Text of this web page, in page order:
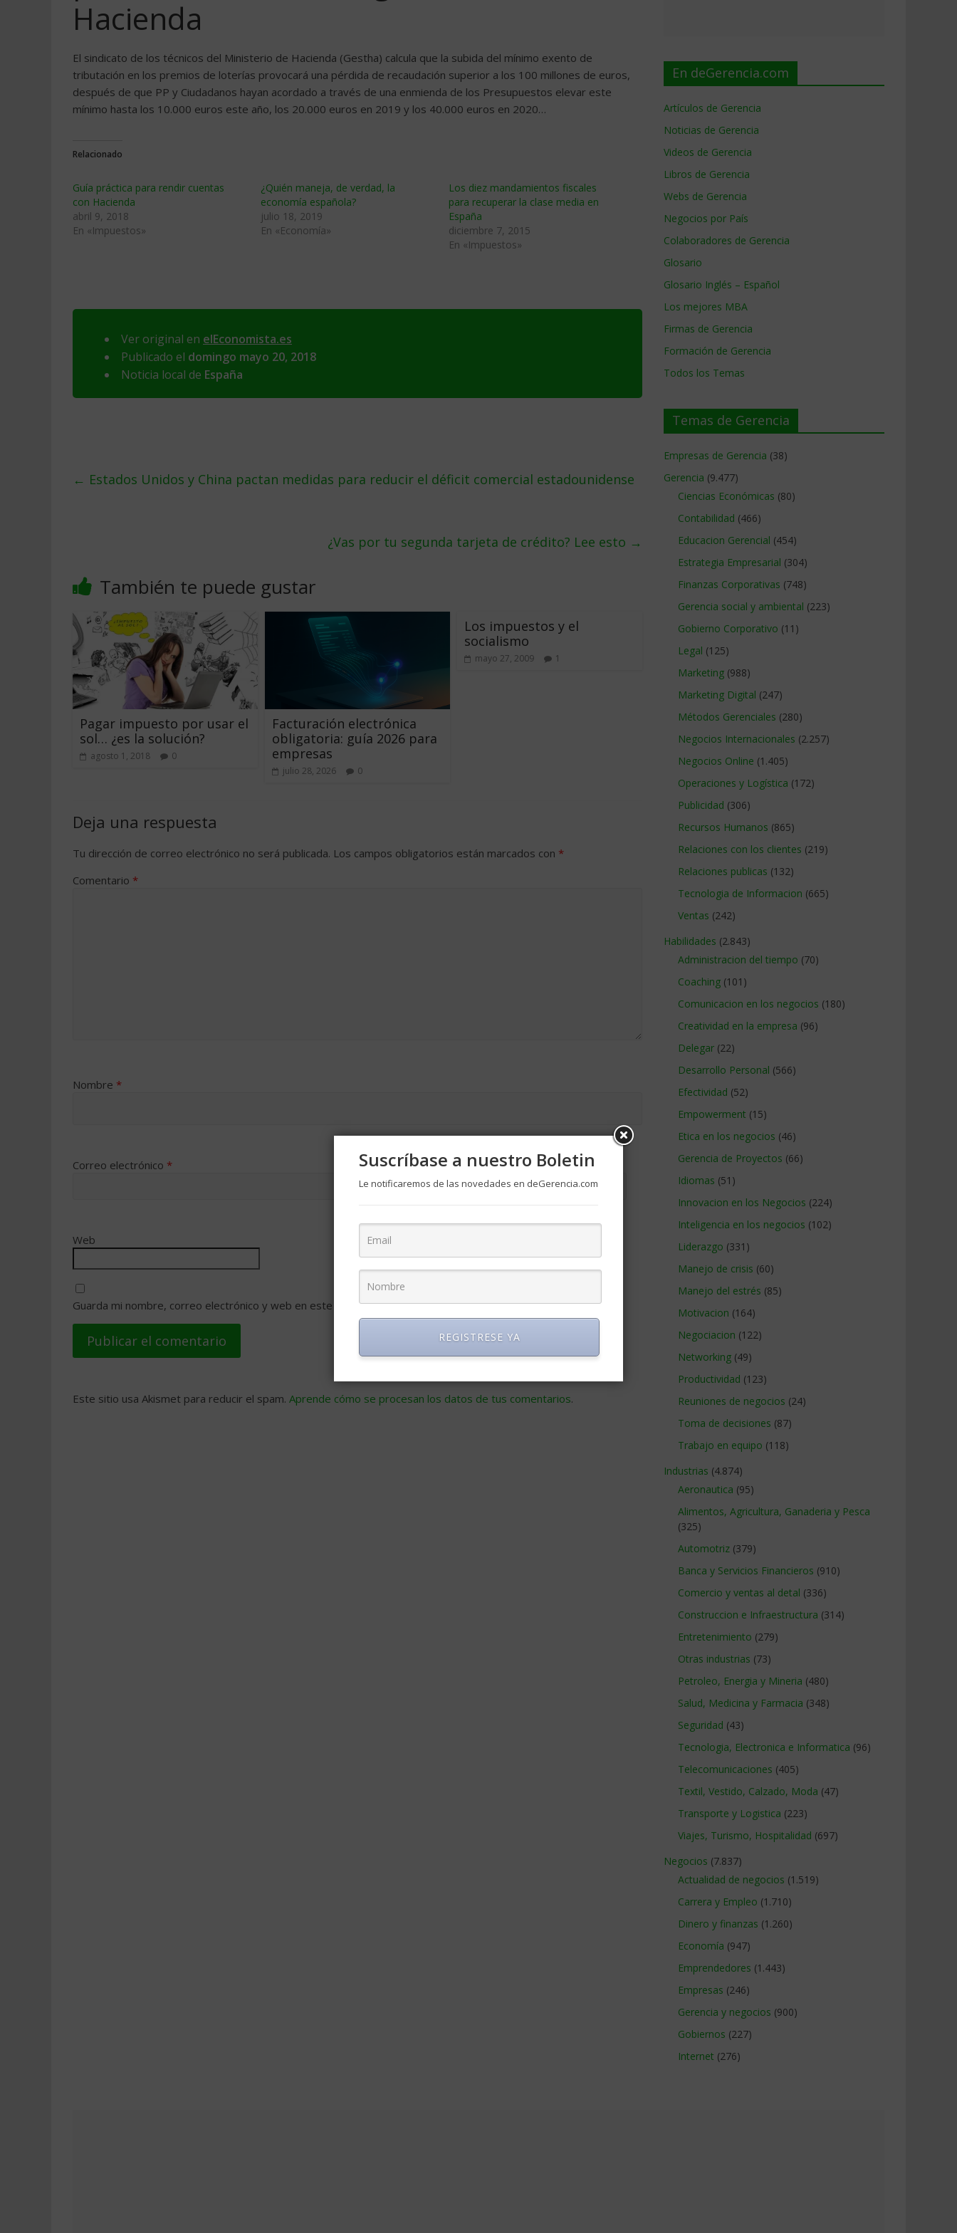
Hacienda
El sindicato de los técnicos del Ministerio de Hacienda (Gestha) calcula que la subida del mínimo exento de
tributación en los premios de loterías provocará una pérdida de recaudación superior a los 100 millones de euros,
después de que PP y Ciudadanos hayan acordado a través de una enmienda de los Presupuestos elevar este
mínimo hasta los 10.000 euros este año, los 20.000 euros en 2019 y los 40.000 euros en 2020…
Relacionado
Guía práctica para rendir cuentas
con Hacienda
abril 9, 2018
En «Impuestos»
¿Quién maneja, de verdad, la
economía española?
julio 18, 2019
En «Economía»
Los diez mandamientos fiscales
para recuperar la clase media en
España
diciembre 7, 2015
En «Impuestos»
Ver original en elEconomista.es
Publicado el domingo mayo 20, 2018
Noticia local de España
← Estados Unidos y China pactan medidas para reducir el déficit comercial estadounidense
¿Vas por tu segunda tarjeta de crédito? Lee esto →
También te puede gustar
Pagar impuesto por usar el
sol… ¿es la solución?
agosto 1, 2018 0
Facturación electrónica
obligatoria: guía 2026 para
empresas
julio 28, 2026 0
Los impuestos y el
socialismo
mayo 27, 2009 1
Deja una respuesta
Tu dirección de correo electrónico no será publicada. Los campos obligatorios están marcados con *
Comentario *
Nombre *
Correo electrónico *
Web
Guarda mi nombre, correo electrónico y web en este navegador para la próxima vez que comente.
Este sitio usa Akismet para reducir el spam. Aprende cómo se procesan los datos de tus comentarios.
En deGerencia.com
Artículos de Gerencia
Noticias de Gerencia
Videos de Gerencia
Libros de Gerencia
Webs de Gerencia
Negocios por País
Colaboradores de Gerencia
Glosario
Glosario Inglés – Español
Los mejores MBA
Firmas de Gerencia
Formación de Gerencia
Todos los Temas
Temas de Gerencia
Empresas de Gerencia (38)
Gerencia (9.477)
Ciencias Económicas (80)
Contabilidad (466)
Educacion Gerencial (454)
Estrategia Empresarial (304)
Finanzas Corporativas (748)
Gerencia social y ambiental (223)
Gobierno Corporativo (11)
Legal (125)
Marketing (988)
Marketing Digital (247)
Métodos Gerenciales (280)
Negocios Internacionales (2.257)
Negocios Online (1.405)
Operaciones y Logística (172)
Publicidad (306)
Recursos Humanos (865)
Relaciones con los clientes (219)
Relaciones publicas (132)
Tecnologia de Informacion (665)
Ventas (242)
Habilidades (2.843)
Administracion del tiempo (70)
Coaching (101)
Comunicacion en los negocios (180)
Creatividad en la empresa (96)
Delegar (22)
Desarrollo Personal (566)
Efectividad (52)
Empowerment (15)
Etica en los negocios (46)
Gerencia de Proyectos (66)
Idiomas (51)
Innovacion en los Negocios (224)
Inteligencia en los negocios (102)
Liderazgo (331)
Manejo de crisis (60)
Manejo del estrés (85)
Motivacion (164)
Negociacion (122)
Networking (49)
Productividad (123)
Reuniones de negocios (24)
Toma de decisiones (87)
Trabajo en equipo (118)
Industrias (4.874)
Aeronautica (95)
Alimentos, Agricultura, Ganaderia y Pesca
(325)
Automotriz (379)
Banca y Servicios Financieros (910)
Comercio y ventas al detal (336)
Construccion e Infraestructura (314)
Entretenimiento (279)
Otras industrias (73)
Petroleo, Energia y Mineria (480)
Salud, Medicina y Farmacia (348)
Seguridad (43)
Tecnologia, Electronica e Informatica (96)
Telecomunicaciones (405)
Textil, Vestido, Calzado, Moda (47)
Transporte y Logistica (223)
Viajes, Turismo, Hospitalidad (697)
Negocios (7.837)
Actualidad de negocios (1.519)
Carrera y Empleo (1.710)
Dinero y finanzas (1.260)
Economía (947)
Emprendedores (1.443)
Empresas (246)
Gerencia y negocios (900)
Gobiernos (227)
Internet (276)
Suscríbase a nuestro Boletin
Le notificaremos de las novedades en deGerencia.com
REGISTRESE YA